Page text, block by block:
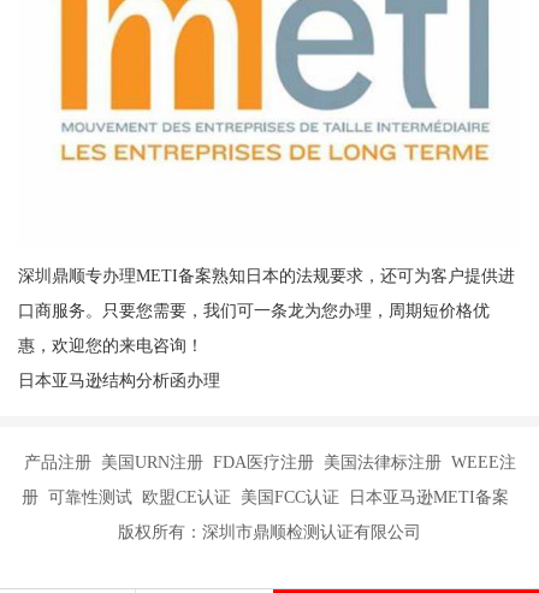
深圳鼎顺专办理METI备案熟知日本的法规要求，还可为客户提供进
口商服务。只要您需要，我们可一条龙为您办理，周期短价格优
惠，欢迎您的来电咨询！
日本亚马逊结构分析函办理
产品注册 美国URN注册 FDA医疗注册 美国法律标注册 WEEE注
册 可靠性测试 欧盟CE认证 美国FCC认证 日本亚马逊METI备案
版权所有：深圳市鼎顺检测认证有限公司